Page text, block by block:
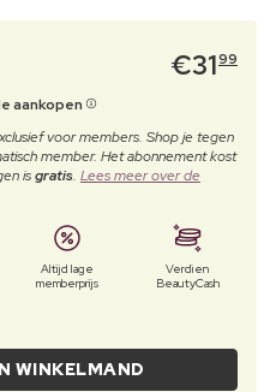
€3199
aankopen
voor members. Shop je tegen
member. Het abonnement kost
isgratis. Lees meer over de
Altijd lage
memberprijs
Verdien
BeautyCash
WINKELMAND